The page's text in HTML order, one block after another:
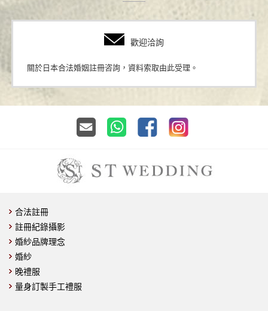
歡迎洽詢
關於日本合法婚姻註冊咨詢，資料索取由此受理。
合法註冊
註冊紀錄攝影
婚紗品牌理念
婚紗
晚禮服
量身訂製手工禮服